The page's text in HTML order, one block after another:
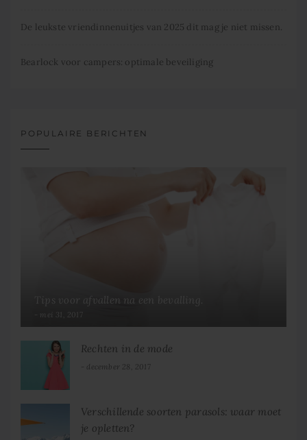
De leukste vriendinnenuitjes van 2025 dit mag je niet missen.
Bearlock voor campers: optimale beveiliging
POPULAIRE BERICHTEN
Tips voor afvallen na een bevalling.
mei 31, 2017
Rechten in de mode
december 28, 2017
Verschillende soorten parasols: waar moet
je opletten?